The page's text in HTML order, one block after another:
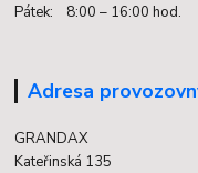
Pátek: 8:00 – 16:00 hod.
Adresa
GRANDAX
Kateřinská 135